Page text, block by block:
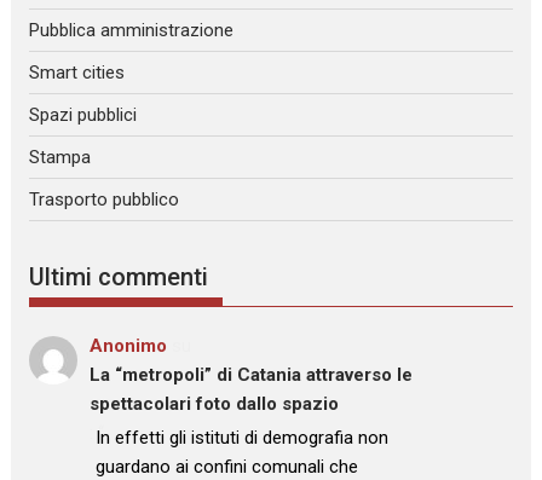
Pubblica amministrazione
Smart cities
Spazi pubblici
Stampa
Trasporto pubblico
Ultimi commenti
Anonimo
La “metropoli” di Catania attraverso le
spettacolari foto dallo spazio
: “
In effetti gli istituti di demografia non
guardano ai confini comunali che